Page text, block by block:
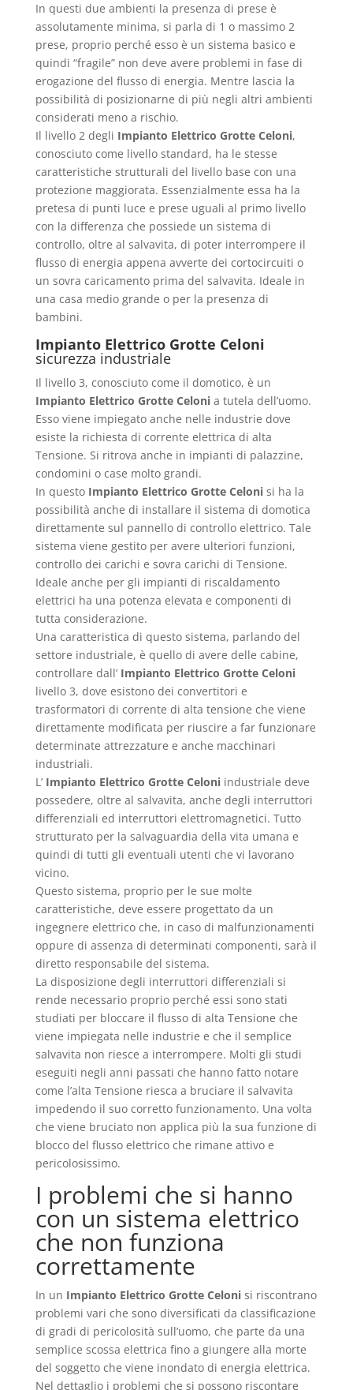
In questi due ambienti la presenza di prese è
assolutamente minima, si parla di 1 o massimo 2
prese, proprio perché esso è un sistema basico e
quindi “fragile” non deve avere problemi in fase di
erogazione del flusso di energia. Mentre lascia la
possibilità di posizionarne di più negli altri ambienti
considerati meno a rischio.
Il livello 2 degli Impianto Elettrico Grotte Celoni,
conosciuto come livello standard, ha le stesse
caratteristiche strutturali del livello base con una
protezione maggiorata. Essenzialmente essa ha la
pretesa di punti luce e prese uguali al primo livello
con la differenza che possiede un sistema di
controllo, oltre al salvavita, di poter interrompere il
flusso di energia appena avverte dei cortocircuiti o
un sovra caricamento prima del salvavita. Ideale in
una casa medio grande o per la presenza di
bambini.
Impianto Elettrico Grotte Celoni
sicurezza industriale
Il livello 3, conosciuto come il domotico, è un
Impianto Elettrico Grotte Celonia tutela dell’uomo.
Esso viene impiegato anche nelle industrie dove
esiste la richiesta di corrente elettrica di alta
Tensione. Si ritrova anche in impianti di palazzine,
condomini o case molto grandi.
In questo Impianto Elettrico Grotte Celonisi ha la
possibilità anche di installare il sistema di domotica
direttamente sul pannello di controllo elettrico. Tale
sistema viene gestito per avere ulteriori funzioni,
controllo dei carichi e sovra carichi di Tensione.
Ideale anche per gli impianti di riscaldamento
elettrici ha una potenza elevata e componenti di
tutta considerazione.
Una caratteristica di questo sistema, parlando del
settore industriale, è quello di avere delle cabine,
controllare dall’ Impianto Elettrico Grotte Celoni
livello 3, dove esistono dei convertitori e
trasformatori di corrente di alta tensione che viene
direttamente modificata per riuscire a far funzionare
determinate attrezzature e anche macchinari
industriali.
L’ Impianto Elettrico Grotte Celoniindustriale deve
possedere, oltre al salvavita, anche degli interruttori
differenziali ed interruttori elettromagnetici. Tutto
strutturato per la salvaguardia della vita umana e
quindi di tutti gli eventuali utenti che vi lavorano
vicino.
Questo sistema, proprio per le sue molte
caratteristiche, deve essere progettato da un
ingegnere elettrico che, in caso di malfunzionamenti
oppure di assenza di determinati componenti, sarà il
diretto responsabile del sistema.
La disposizione degli interruttori differenziali si
rende necessario proprio perché essi sono stati
studiati per bloccare il flusso di alta Tensione che
viene impiegata nelle industrie e che il semplice
salvavita non riesce a interrompere. Molti gli studi
eseguiti negli anni passati che hanno fatto notare
come l’alta Tensione riesca a bruciare il salvavita
impedendo il suo corretto funzionamento. Una volta
che viene bruciato non applica più la sua funzione di
blocco del flusso elettrico che rimane attivo e
pericolosissimo.
I problemi che si hanno
con un sistema elettrico
che non funziona
correttamente
In un Impianto Elettrico Grotte Celonisi riscontrano
problemi vari che sono diversificati da classificazione
di gradi di pericolosità sull’uomo, che parte da una
semplice scossa elettrica fino a giungere alla morte
del soggetto che viene inondato di energia elettrica.
Nel dettaglio i problemi che si possono riscontare